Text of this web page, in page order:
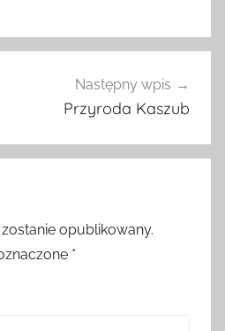
Następny wpis
Przyroda Kaszub
opublikowany.
*